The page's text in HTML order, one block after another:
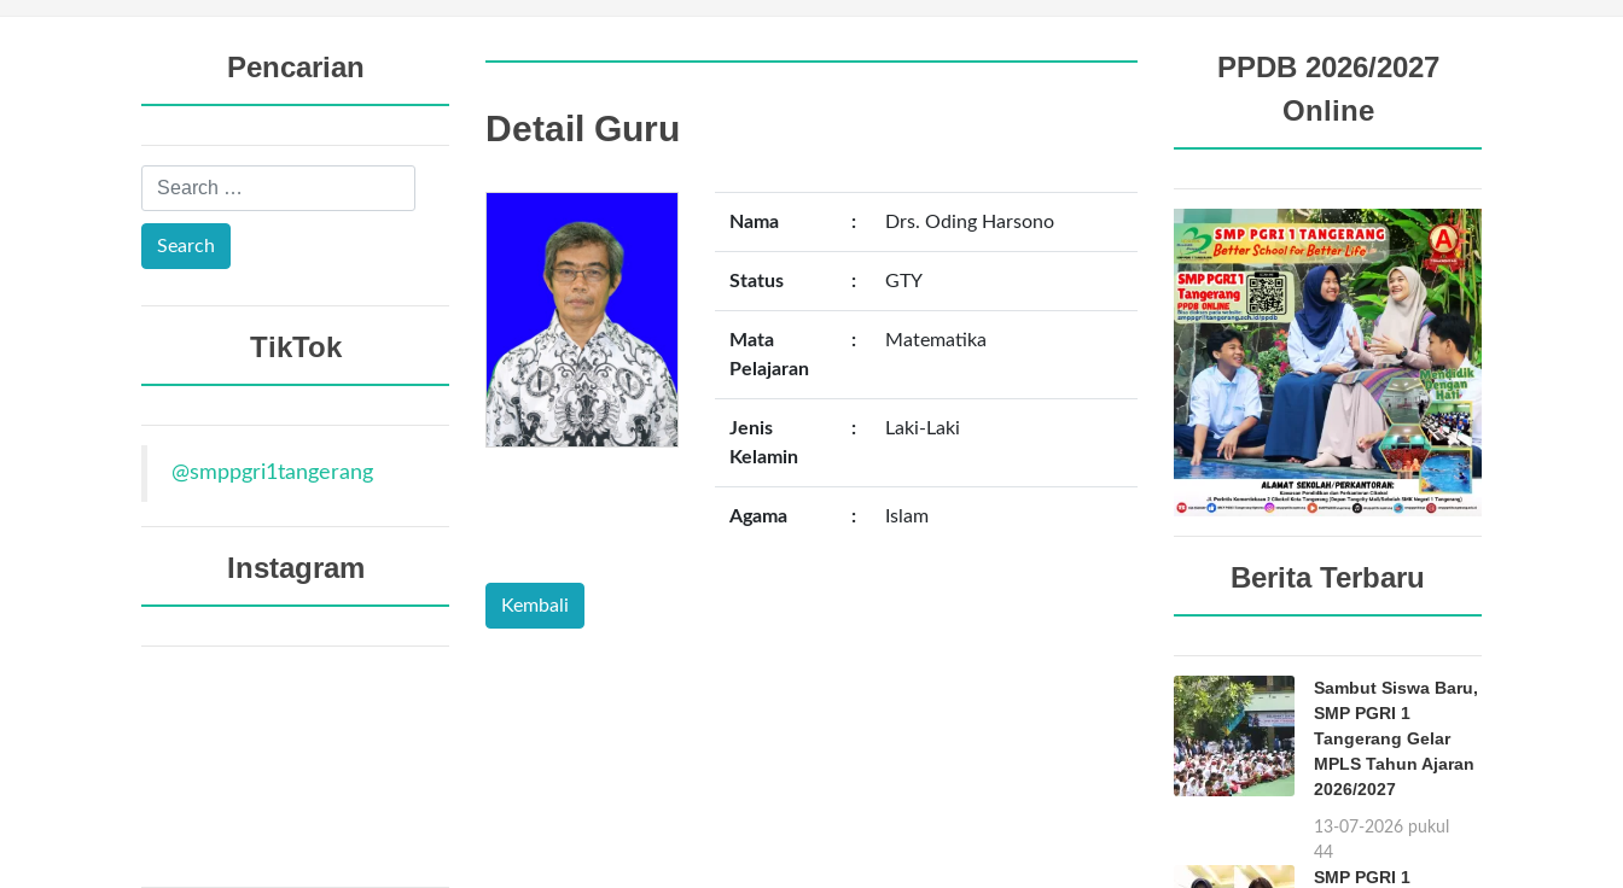
Pencarian
TikTok
@smppgri1tangerang
Instagram
Detail Guru
Nama : Drs. Oding Harsono
Status : GTY
Mata
Pelajaran
: Matematika
Jenis
Kelamin
: Laki-Laki
Agama : Islam
PPDB 2026/2027
Online
Berita Terbaru
Sambut Siswa Baru,
SMP PGRI 1
Tangerang Gelar
MPLS Tahun Ajaran
2026/2027
13-07-2026 pukul
11:44
SMP PGRI 1